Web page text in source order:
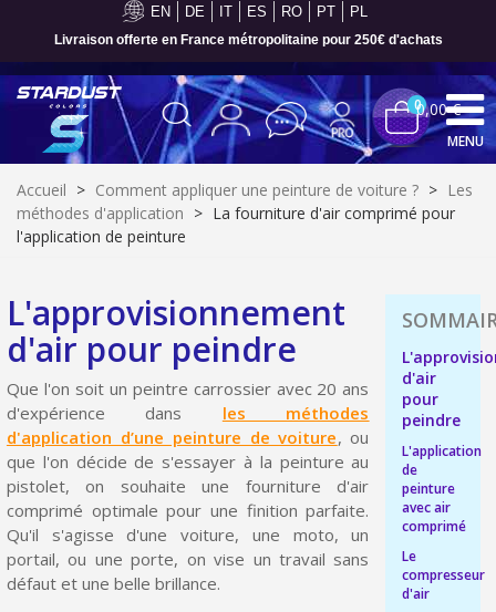
EN DE IT ES RO PT PL
Livraison offerte en France métropolitaine pour 250€ d'achats
Inscription à la newsletter : 5€ de réduction
Livraison sous 24 h en France Métropolitaine
Livraison offerte en France métropolitaine pour 250€ d'achats
Paiement en 4x sans frais dès 30€ d'achats
00,00 €
MENU
Accueil > Comment appliquer une peinture de voiture ? > Les
méthodes d'application > La fourniture d'air comprimé pour
l'application de peinture
L'approvisionnement
d'air pour peindre
Que l'on soit un peintre carrossier avec 20 ans
d'expérience dans les méthodes
d'application d’une peinture de voiture, ou
que l'on décide de s'essayer à la peinture au
pistolet, on souhaite une fourniture d'air
comprimé optimale pour une finition parfaite.
Qu'il s'agisse d'une voiture, une moto, un
portail, ou une porte, on vise un travail sans
défaut et une belle brillance.
d'air
pour
peindre
L'application
de
peinture
avec air
comprimé
Le
compresseur
d'air